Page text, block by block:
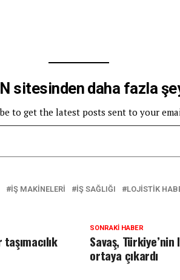
sitesinden daha fazla
to get the latest posts sent to your
IŞ MAKINELERI IŞ SAĞLIĞI LOJISTIK
SONRAKI HABER
Savaş,
ortaya çıkardı